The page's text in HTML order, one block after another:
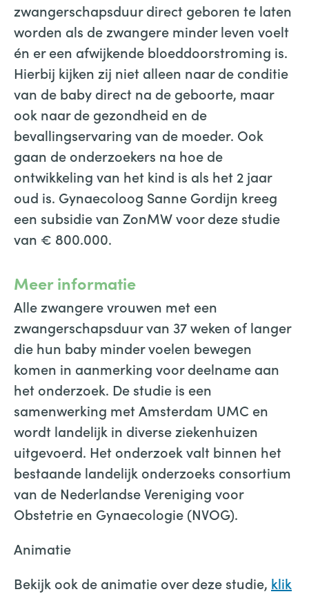
zwangerschapsduur direct geboren te laten
worden als de zwangere minder leven voelt
én er een afwijkende bloeddoorstroming is.
Hierbij kijken zij niet alleen naar de conditie
van de baby direct na de geboorte, maar
ook naar de gezondheid en de
bevallingservaring van de moeder. Ook
gaan de onderzoekers na hoe de
ontwikkeling van het kind is als het 2 jaar
oud is. Gynaecoloog Sanne Gordijn kreeg
een subsidie van ZonMW voor deze studie
van € 800.000.
Meer informatie
Alle zwangere vrouwen met een
zwangerschapsduur van 37 weken of langer
die hun baby minder voelen bewegen
komen in aanmerking voor deelname aan
het onderzoek. De studie is een
samenwerking met Amsterdam UMC en
wordt landelijk in diverse ziekenhuizen
uitgevoerd. Het onderzoek valt binnen het
bestaande landelijk onderzoeks consortium
van de Nederlandse Vereniging voor
Obstetrie en Gynaecologie (NVOG).
Animatie
Bekijk ook de animatie over deze studie, klik